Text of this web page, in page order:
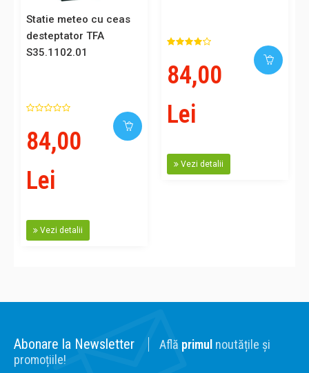
Statie meteo cu ceas
desteptator TFA
S35.1102.01
84,00
Lei
Vezi detalii
84,00
Lei
Vezi detalii
Abonare la Newsletter Află primul noutățile și
promoțiile!